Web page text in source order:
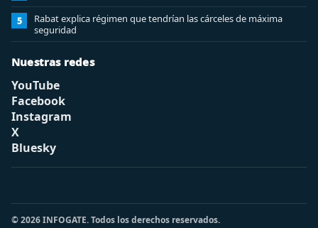
5
Rabat explica régimen que tendrían las cárceles de máxima
seguridad
Nuestras redes
YouTube
Facebook
Instagram
X
Bluesky
© 2026 INFOGATE. Todos los derechos reservados.